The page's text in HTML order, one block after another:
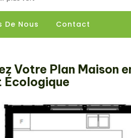
De Nous Contact
Votre Plan Maison
Écologique